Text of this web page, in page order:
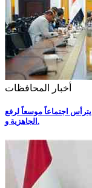
أخبار المحافظات
اجتماعاً موسعاً لرفع
الجاهزية و.